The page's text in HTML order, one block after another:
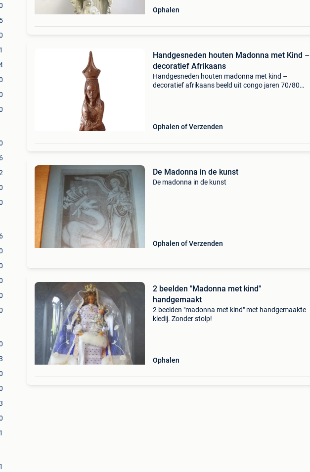
5
1
6
6
1
1
Ophalen
Handgesneden houten Madonna met Kind –
decoratief Afrikaans
Handgesneden houten madonna met kind –
decoratief afrikaans beeld uit congo jaren 70/80
Ophalen of Verzenden
De Madonna in de kunst
De madonna in de kunst
Ophalen of Verzenden
2 beelden "Madonna met kind"
handgemaakt
2 beelden "madonna met kind" met handgemaakte
kledij. Zonder stolp!
Ophalen